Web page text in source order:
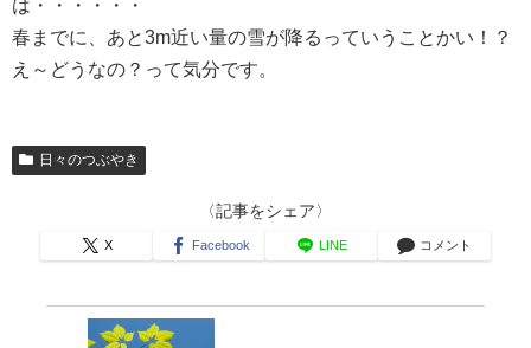
は・・・・・・
春までに、あと3m近い量の雪が降るっていうことかい！？
え～どうなの？って気分です。
日々のつぶやき
〈記事をシェア〉
X Facebook LINE コメント